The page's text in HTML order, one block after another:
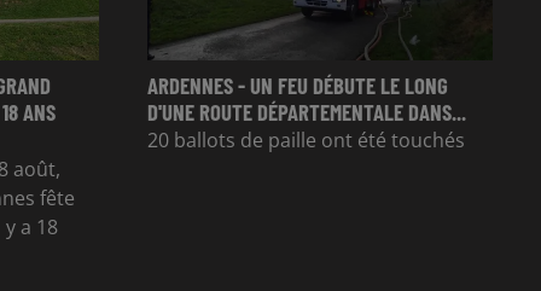
ANS
août,
fête
a 18
ARDENNES - UN FEU DÉBUTE LE LONG
D'UNE ROUTE DÉPARTEMENTALE DANS...
20 ballots de paille ont été touchés